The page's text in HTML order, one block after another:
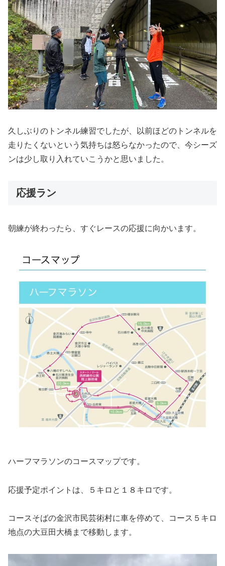
久しぶりのトンネル練習でしたが、以前ほどのトンネルを
走りたくないという気持ちは怒らなかったので、今シーズ
ンは少し取り入れていこうかと思いました。
応援ラン
朝練が終わったら、すぐレースの応援に向かいます。
ハーフマラソンのコースマップです。
応援予定ポイントは、５キロと１８キロです。
コースそばの金沢市民芸術村に車を停めて、コース５キロ
地点の大豆田大橋まで移動します。